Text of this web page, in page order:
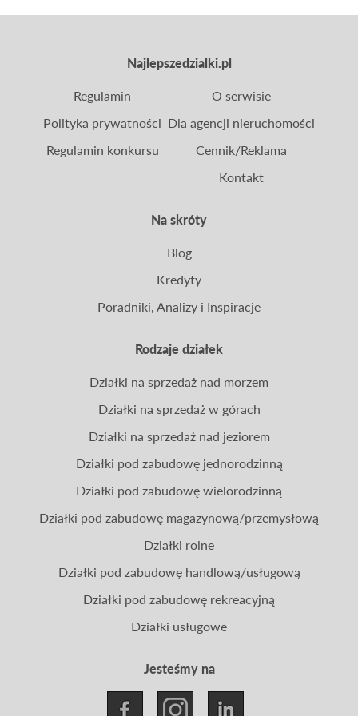
Najlepszedzialki.pl
Na skróty
Rodzaje działek
Jesteśmy na
Regulamin
Polityka prywatności
Regulamin konkursu
O serwisie
Dla agencji nieruchomości
Cennik/Reklama
Kontakt
Blog
Kredyty
Poradniki, Analizy i Inspiracje
Działki na sprzedaż nad morzem
Działki na sprzedaż w górach
Działki na sprzedaż nad jeziorem
Działki pod zabudowę jednorodzinną
Działki pod zabudowę wielorodzinną
Działki pod zabudowę magazynową/przemysłową
Działki rolne
Działki pod zabudowę handlową/usługową
Działki pod zabudowę rekreacyjną
Działki usługowe